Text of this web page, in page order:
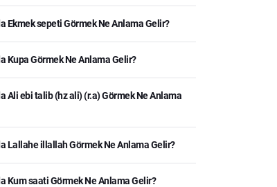
Ekmek sepeti Görmek Ne Anlama Gelir?
Kupa Görmek Ne Anlama Gelir?
Ali ebi talib (hz ali) (r.a) Görmek Ne Anlama
Lallahe illallah Görmek Ne Anlama Gelir?
Kum saati Görmek Ne Anlama Gelir?